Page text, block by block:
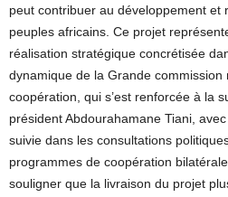
peut contribuer au développement et
peuples africains. Ce projet
réalisation stratégique concrétisée
dynamique de la Grande
coopération, qui s’est renforcée à la
président Abdourahamane Tiani, avec
suivie dans les consultations
programmes de coopération
souligner que la livraison du projet